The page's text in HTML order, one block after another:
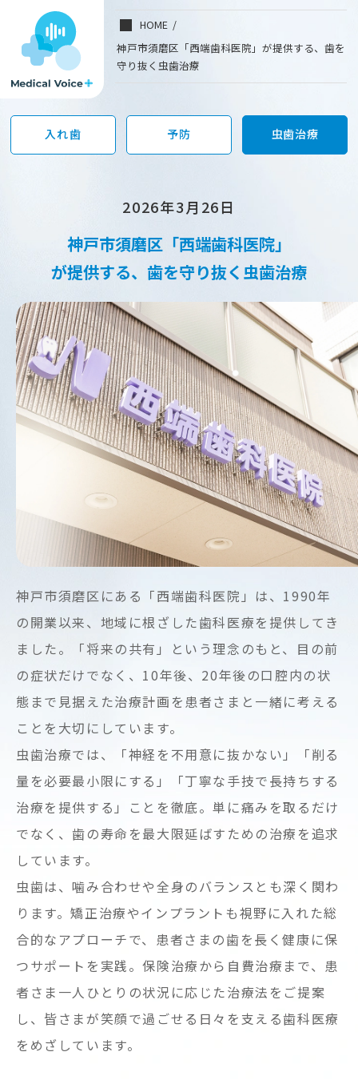
端
る、
を
り
抜
く
虫
歯
治
療
HOME /
神戸市須磨区「西端歯科医院」が提供する、歯を
守り抜く虫歯治療
入れ歯 予防 虫歯治療
2026年3月26日
神戸市須磨区「西端歯科医院」
が提供する、歯を守り抜く虫歯治療
神戸市須磨区にある「西端歯科医院」は、1990年
の開業以来、地域に根ざした歯科医療を提供してき
ました。「将来の共有」という理念のもと、目の前
の症状だけでなく、10年後、20年後の口腔内の状
態まで見据えた治療計画を患者さまと一緒に考える
ことを大切にしています。
虫歯治療では、「神経を不用意に抜かない」「削る
量を必要最小限にする」「丁寧な手技で長持ちする
治療を提供する」ことを徹底。単に痛みを取るだけ
でなく、歯の寿命を最大限延ばすための治療を追求
しています。
虫歯は、噛み合わせや全身のバランスとも深く関わ
ります。矯正治療やインプラントも視野に入れた総
合的なアプローチで、患者さまの歯を長く健康に保
つサポートを実践。保険治療から自費治療まで、患
者さま一人ひとりの状況に応じた治療法をご提案
し、皆さまが笑顔で過ごせる日々を支える歯科医療
をめざしています。